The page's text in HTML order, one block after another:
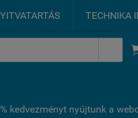
TECHNIKA
kedvezményt nyújtunk a